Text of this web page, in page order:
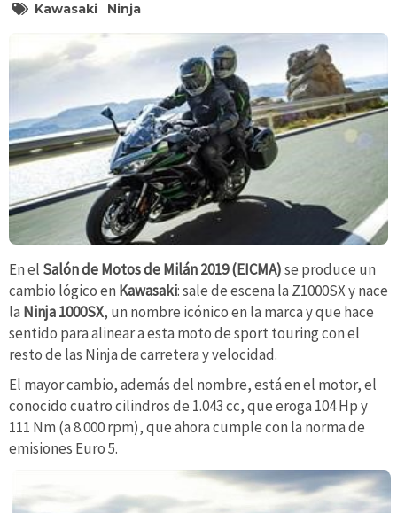
Kawasaki Ninja
En el Salón de Motos de Milán 2019 (EICMA)se produce un
cambio lógico en Kawasaki: sale de escena la Z1000SX y nace
la Ninja 1000SX, un nombre icónico en la marca y que hace
sentido para alinear a esta moto de sport touring con el
resto de las Ninja de carretera y velocidad.
El mayor cambio, además del nombre, está en el motor, el
conocido cuatro cilindros de 1.043 cc, que eroga 104 Hp y
111 Nm (a 8.000 rpm), que ahora cumple con la norma de
emisiones Euro 5.